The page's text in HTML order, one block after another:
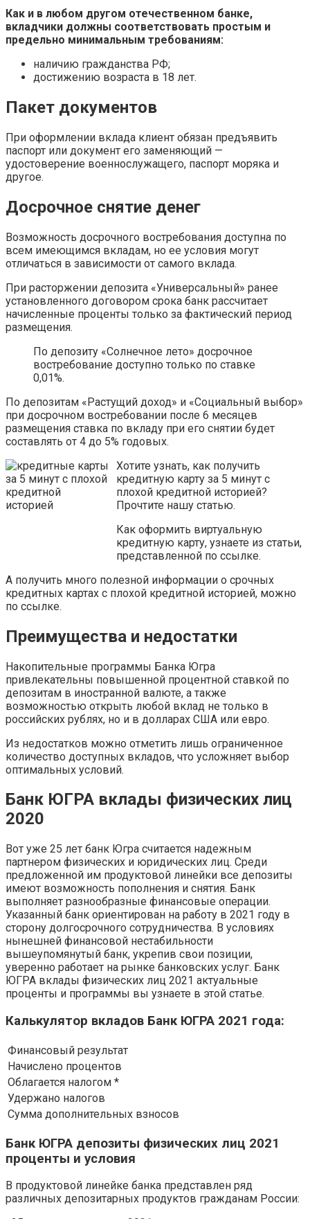
Как и в любом другом отечественном банке,
вкладчики должны соответствовать простым и
предельно минимальным требованиям:
наличию гражданства РФ;
достижению возраста в 18 лет.
Пакет документов
При оформлении вклада клиент обязан предъявить
паспорт или документ его заменяющий —
удостоверение военнослужащего, паспорт моряка и
другое.
Досрочное снятие денег
Возможность досрочного востребования доступна по
всем имеющимся вкладам, но ее условия могут
отличаться в зависимости от самого вклада.
При расторжении депозита «Универсальный» ранее
установленного договором срока банк рассчитает
начисленные проценты только за фактический период
размещения.
По депозиту «Солнечное лето» досрочное
востребование доступно только по ставке
0,01%.
По депозитам «Растущий доход» и «Социальный выбор»
при досрочном востребовании после 6 месяцев
размещения ставка по вкладу при его снятии будет
составлять от 4 до 5% годовых.
Хотите узнать, как получить
кредитную карту за 5 минут с
плохой кредитной историей?
Прочтите нашу статью.
Как оформить виртуальную
кредитную карту, узнаете из статьи,
представленной по ссылке.
А получить много полезной информации о срочных
кредитных картах с плохой кредитной историей, можно
по ссылке.
Преимущества и недостатки
Накопительные программы Банка Югра
привлекательны повышенной процентной ставкой по
депозитам в иностранной валюте, а также
возможностью открыть любой вклад не только в
российских рублях, но и в долларах США или евро.
Из недостатков можно отметить лишь ограниченное
количество доступных вкладов, что усложняет выбор
оптимальных условий.
Банк ЮГРА вклады физических лиц
2020
Вот уже 25 лет банк Югра считается надежным
партнером физических и юридических лиц. Среди
предложенной им продуктовой линейки все депозиты
имеют возможность пополнения и снятия. Банк
выполняет разнообразные финансовые операции.
Указанный банк ориентирован на работу в 2021 году в
сторону долгосрочного сотрудничества. В условиях
нынешней финансовой нестабильности
вышеупомянутый банк, укрепив свои позиции,
уверенно работает на рынке банковских услуг. Банк
ЮГРА вклады физических лиц 2021 актуальные
проценты и программы вы узнаете в этой статье.
Калькулятор вкладов Банк ЮГРА 2021 года:
Финансовый результат
Начислено процентов
Облагается налогом *
Удержано налогов
Сумма дополнительных взносов
Банк ЮГРА депозиты физических лиц 2021
проценты и условия
В продуктовой линейке банка представлен ряд
различных депозитарных продуктов гражданам России: